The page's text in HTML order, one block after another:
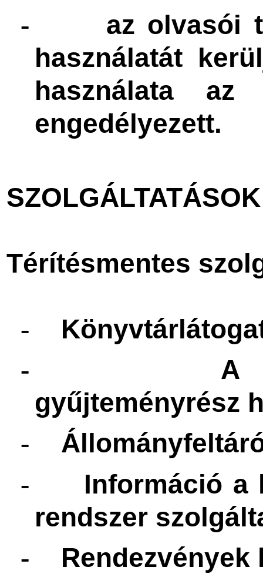
-
az olvasói
használatát
használata az
engedélyezett.
SZOLGÁLTATÁSOK
Térítésmentes
-
-
A
gyűjteményrész
-
-
Információ a
rendszer
- Rendezvények